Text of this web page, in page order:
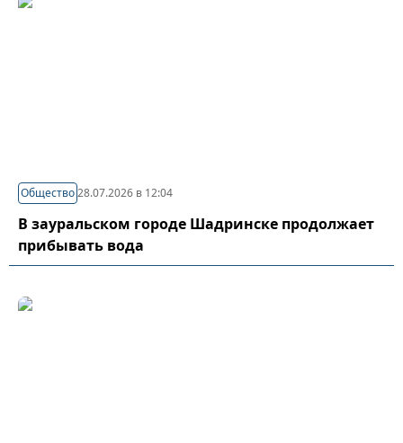
Общество28.07.2026 в 12:04
В зауральском городе Шадринске продолжает
прибывать вода